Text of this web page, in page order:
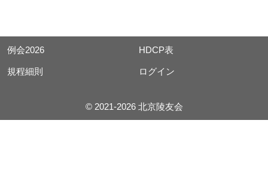
例会2026 HDCP表
規程細則 ログイン
© 2021-2026 北京陵友会